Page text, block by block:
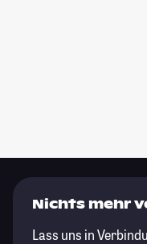
Nichts mehr
Lass uns in